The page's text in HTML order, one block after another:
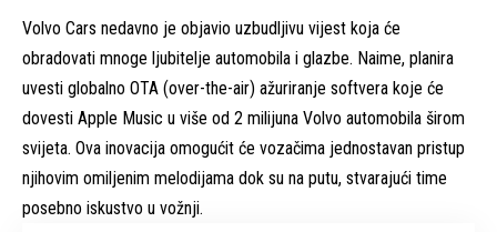
Volvo Cars nedavno je objavio uzbudljivu vijest koja će
obradovati mnoge ljubitelje automobila i glazbe. Naime, planira
uvesti globalno OTA (over-the-air) ažuriranje softvera koje će
dovesti Apple Music u više od 2 milijuna Volvo automobila širom
svijeta. Ova inovacija omogućit će vozačima jednostavan pristup
njihovim omiljenim melodijama dok su na putu, stvarajući time
posebno iskustvo u vožnji.